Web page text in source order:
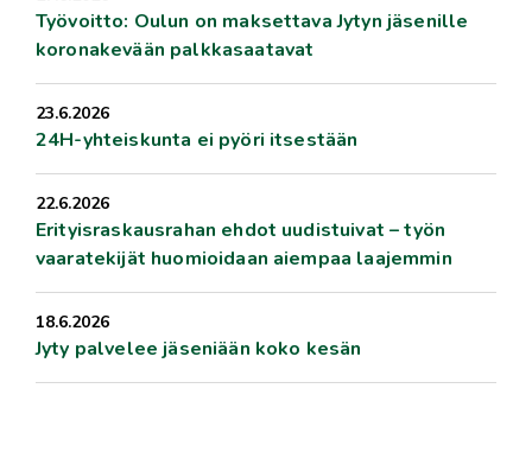
Työvoitto: Oulun on maksettava Jytyn jäsenille
koronakevään palkkasaatavat
23.6.2026
24H-yhteiskunta ei pyöri itsestään
22.6.2026
Erityisraskausrahan ehdot uudistuivat – työn
vaaratekijät huomioidaan aiempaa laajemmin
18.6.2026
Jyty palvelee jäseniään koko kesän